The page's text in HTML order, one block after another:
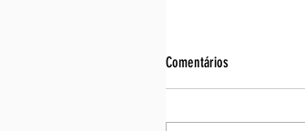
Comentários